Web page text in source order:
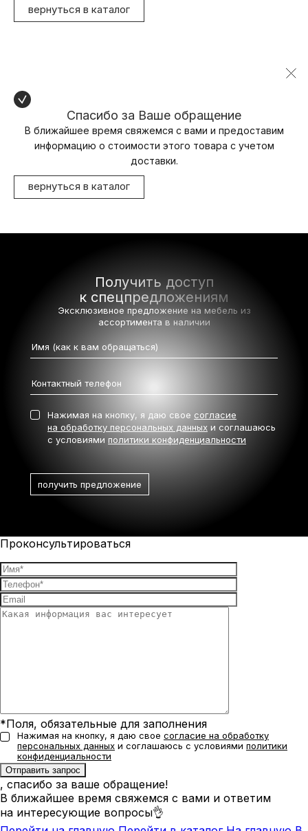
вернуться в каталог
Спасибо за Ваше обращение
В ближайшее время свяжемся с вами и предоставим
информацию о стоимости этого товара с учетом
доставки.
вернуться в каталог
Получить доступ
к спецпредложениям
Эксклюзивное предложение на мебель из
ассортимента в наличии
Нажимая на кнопку, я даю свое согласие
на обработку персональных данных и соглашаюсь
с условиями политики конфиденциальности
Проконсультироваться
*Поля, обязательные для заполнения
Нажимая на кнопку, я даю свое согласие на обработку
персональных данных и соглашаюсь с условиями политики
конфиденциальности
, спасибо за ваше обращение!
В ближайшее время свяжемся с вами и ответим
на интересующие вопросы👌